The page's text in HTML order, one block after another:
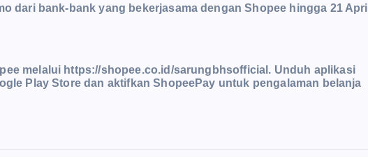
dari bank-bank yang bekerjasama dengan Shopee hingga 21 April
melalui https://shopee.co.id/sarungbhsofficial. Unduh aplikasi
Play Store dan aktifkan ShopeePay untuk pengalaman belanja